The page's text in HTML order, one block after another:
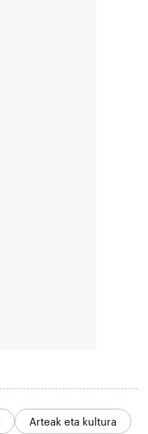
Arteak eta kultura